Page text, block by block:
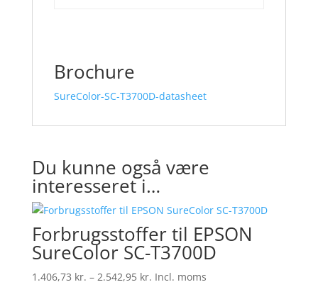
Brochure
SureColor-SC-T3700D-datasheet
Du kunne også være
interesseret i…
Forbrugsstoffer til EPSON
SureColor SC-T3700D
1.406,73 kr. – 2.542,95 kr.Prisinterval:
Incl. moms